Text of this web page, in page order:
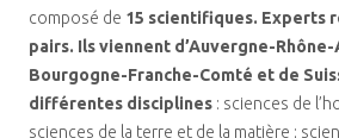
composé de 15 scientifiques. Experts
pairs. Ils viennent d’Auvergne-
Bourgogne-Franche-Comté et de
différentes disciplines : sciences de
sciences de la terre et de la matière ;